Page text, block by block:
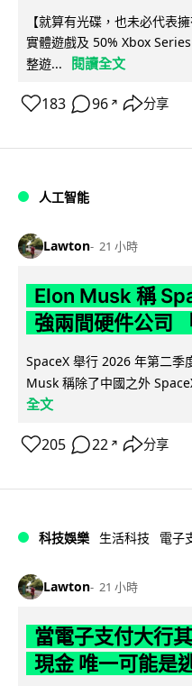
【就算有光碟，也未必代表
實體遊戲及 50% Xbox
整遊...
閱讀全文
183 96 ↗ 分享
人工智能
Lawton 21 小時
Elon Musk 稱
強兩間硬件公司
SpaceX 舉行 2026 年第二季
Musk 稱除了中國之外
全文
205 22 ↗ 分享
科技娛樂 生活科技 電子
Lawton 21 小時
當電子支付大行
現金 唯一可能是